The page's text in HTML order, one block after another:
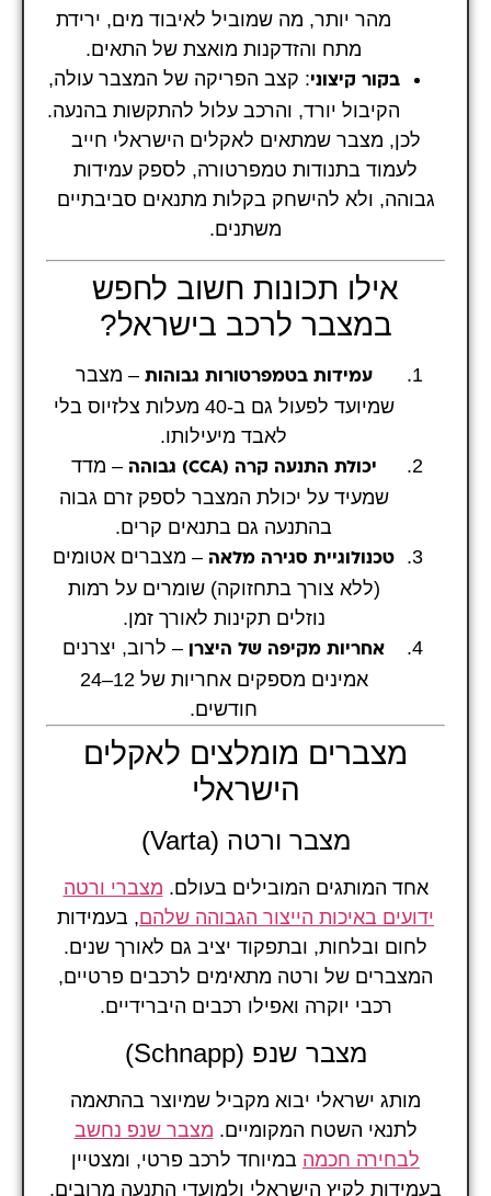
מהר יותר, מה שמוביל לאיבוד מים, ירידת
מתח והזדקנות מואצת של התאים.
בקור קיצוני: קצב הפריקה של המצבר עולה,
הקיבול יורד, והרכב עלול להתקשות בהנעה.
לכן, מצבר שמתאים לאקלים הישראלי חייב
לעמוד בתנודות טמפרטורה, לספק עמידות
גבוהה, ולא להישחק בקלות מתנאים סביבתיים
משתנים.
אילו תכונות חשוב לחפש
במצבר לרכב בישראל?
עמידות בטמפרטורות גבוהות – מצבר
שמיועד לפעול גם ב-40 מעלות צלזיוס בלי
לאבד מיעילותו.
יכולת התנעה קרה (CCA) גבוהה
– מדד
שמעיד על יכולת המצבר לספק זרם גבוה
בהתנעה גם בתנאים קרים.
טכנולוגיית סגירה מלאה – מצברים אטומים
(ללא צורך בתחזוקה) שומרים על רמות
נוזלים תקינות לאורך זמן.
אחריות מקיפה של היצרן
– לרוב, יצרנים
אמינים מספקים אחריות של 12–24
חודשים.
מצברים מומלצים לאקלים
הישראלי
מצבר ורטה (Varta)
אחד המותגים המובילים בעולם. מצברי ורטה
ידועים באיכות הייצור הגבוהה שלהם, בעמידות
לחום ובלחות, ובתפקוד יציב גם לאורך שנים.
המצברים של ורטה מתאימים לרכבים פרטיים,
רכבי יוקרה ואפילו רכבים היברידיים.
מצבר שנפ (Schnapp)
מותג ישראלי יבוא מקביל שמיוצר בהתאמה
לתנאי השטח המקומיים. מצבר שנפ נחשב
לבחירה חכמה במיוחד לרכב פרטי, ומצטיין
בעמידות לקיץ הישראלי ולמועדי התנעה מרובים.